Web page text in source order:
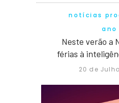
notícias
ano
Neste verão a
férias à
20 de